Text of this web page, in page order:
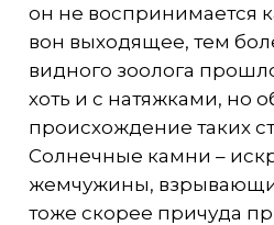
он не воспринимается
вон выходящее, тем
видного зоолога
хоть и с натяжками, но
происхождение таких
Солнечные камни –
жемчужины,
тоже скорее причуда